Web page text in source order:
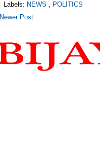
Labels: NEWS , POLITICS
Newer Post